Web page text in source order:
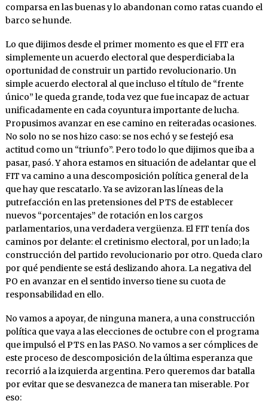
comparsa en las buenas y lo abandonan como ratas cuando el
barco se hunde.
Lo que dijimos desde el primer momento es que el FIT era
simplemente un acuerdo electoral que desperdiciaba la
oportunidad de construir un partido revolucionario. Un
simple acuerdo electoral al que incluso el título de “frente
único” le queda grande, toda vez que fue incapaz de actuar
unificadamente en cada coyuntura importante de lucha.
Propusimos avanzar en ese camino en reiteradas ocasiones.
No solo no se nos hizo caso: se nos echó y se festejó esa
actitud como un “triunfo”. Pero todo lo que dijimos que iba a
pasar, pasó. Y ahora estamos en situación de adelantar que el
FIT va camino a una descomposición política general de la
que hay que rescatarlo. Ya se avizoran las líneas de la
putrefacción en las pretensiones del PTS de establecer
nuevos “porcentajes” de rotación en los cargos
parlamentarios, una verdadera vergüenza. El FIT tenía dos
caminos por delante: el cretinismo electoral, por un lado; la
construcción del partido revolucionario por otro. Queda claro
por qué pendiente se está deslizando ahora. La negativa del
PO en avanzar en el sentido inverso tiene su cuota de
responsabilidad en ello.
No vamos a apoyar, de ninguna manera, a una construcción
política que vaya a las elecciones de octubre con el programa
que impulsó el PTS en las PASO. No vamos a ser cómplices de
este proceso de descomposición de la última esperanza que
recorrió a la izquierda argentina. Pero queremos dar batalla
por evitar que se desvanezca de manera tan miserable. Por
eso: